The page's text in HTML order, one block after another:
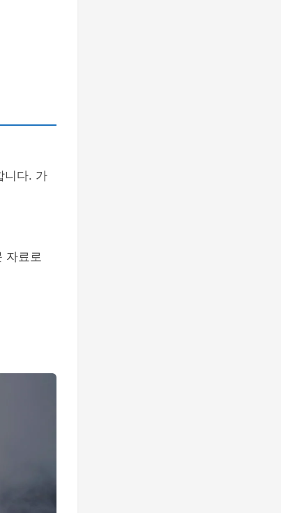
니다. 가
자료로